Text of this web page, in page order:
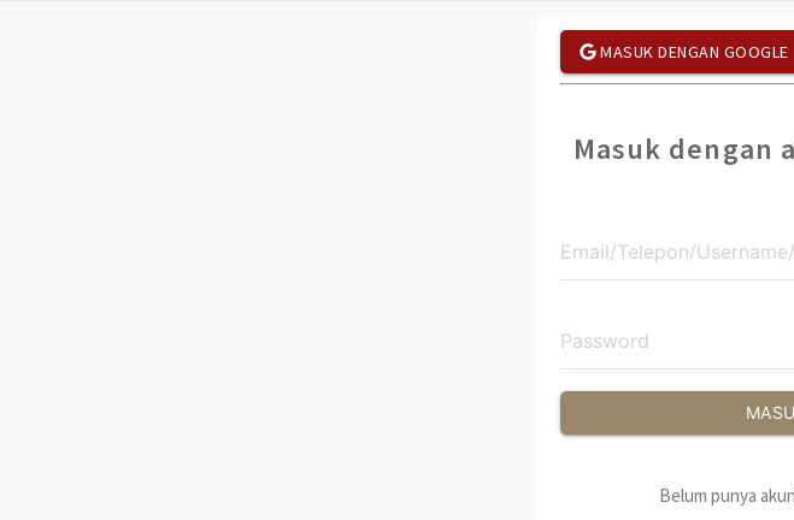
MASUK DENGAN GOOGLE
Masuk dengan
Belum punya